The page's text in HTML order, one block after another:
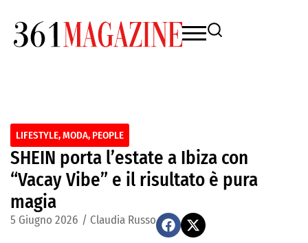
LIFESTYLE,MODA, PEOPLE
SHEIN porta l’estate a Ibiza con
“Vacay Vibe” e il risultato è pura
magia
5 Giugno 2026 / Claudia Russo